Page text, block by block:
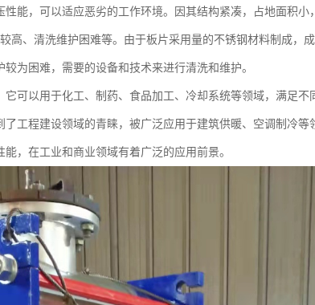
能，可以适应恶劣的工作环境。因其结构紧凑，占地面积小
高、清洗维护困难等。由于板片采用量的不锈钢材料制成，
为困难，需要的设备和技术来进行清洗和维护。
可以用于化工、制药、食品加工、冷却系统等领域，满足不
工程建设领域的青睐，被广泛应用于建筑供暖、空调制冷等
，在工业和商业领域有着广泛的应用前景。